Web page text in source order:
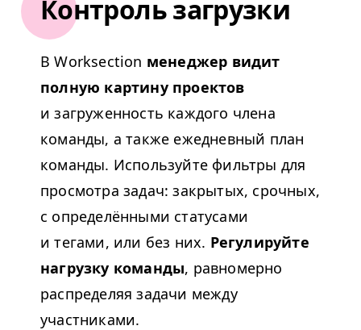
Контроль загрузки
В Work­sec­tion менеджер видит
полную картину проектов
и загруженность каждого члена
команды, а также ежедневный план
команды. Используйте фильтры для
просмотра задач: закрытых, срочных,
с определёнными статусами
и тегами, или без них. Регулируйте
нагрузку команды, равномерно
распределяя задачи между
участниками.